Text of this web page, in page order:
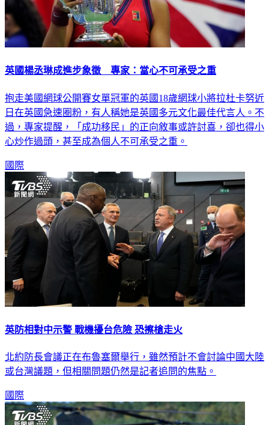
英國楊丞琳成進步象徵 專家：當心不可承受之重
抱走美國網球公開賽女單冠軍的英國18歲網球小將拉杜卡努近
日在英國急速圈粉，有人稱她是英國多元文化最佳代言人。不
過，專家提醒，「成功移民」的正向敘事或許討喜，卻也得小
心炒作過頭，甚至成為個人不可承受之重。
國際
英防相對中示警 戰機擾台危險 恐擦槍走火
北約防長會議正在布魯塞爾舉行，雖然預計不會討論中國大陸
或台灣議題，但相關問題仍然是記者追問的焦點。
國際